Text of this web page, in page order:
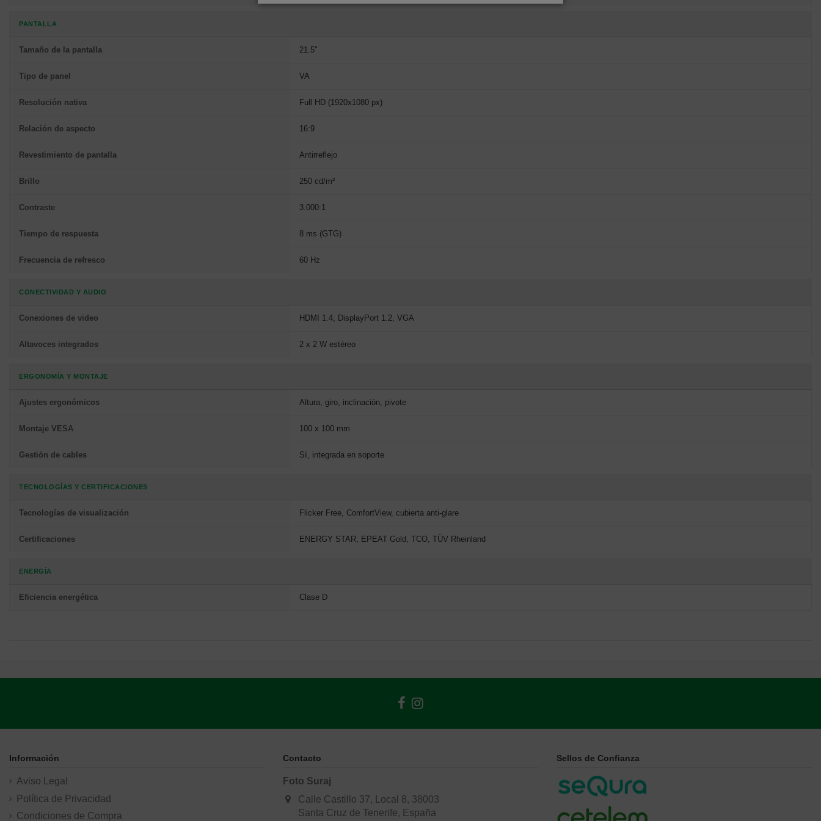
PANTALLA
Tamaño de la pantalla 21.5"
Tipo de panel VA
Resolución nativa Full HD (1920x1080 px)
Relación de aspecto 16:9
Revestimiento de pantalla Antirreflejo
Brillo 250 cd/m²
Contraste 3.000:1
Tiempo de respuesta 8 ms (GTG)
Frecuencia de refresco 60 Hz
CONECTIVIDAD Y AUDIO
Conexiones de video HDMI 1.4, DisplayPort 1.2, VGA
Altavoces integrados 2 x 2 W estéreo
ERGONOMÍA Y MONTAJE
Ajustes ergonómicos Altura, giro, inclinación, pivote
Montaje VESA 100 x 100 mm
Gestión de cables Sí, integrada en soporte
TECNOLOGÍAS Y CERTIFICACIONES
Tecnologías de visualización Flicker Free, ComfortView, cubierta anti-glare
Certificaciones ENERGY STAR, EPEAT Gold, TCO, TÜV Rheinland
ENERGÍA
Eficiencia energética Clase D
Información
Aviso Legal
Política de Privacidad
Condiciones de Compra
Contacto
Foto Suraj
Calle Castillo 37, Local 8, 38003
Santa Cruz de Tenerife, España
Sellos de Confianza